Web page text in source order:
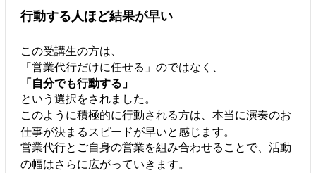
行動する人ほど結果が早い
この受講生の方は、
「営業代行だけに任せる」のではなく、
「自分でも行動する」
という選択をされました。
このように積極的に行動される方は、本当に演奏のお
仕事が決まるスピードが早いと感じます。
営業代行とご自身の営業を組み合わせることで、活動
の幅はさらに広がっていきます。